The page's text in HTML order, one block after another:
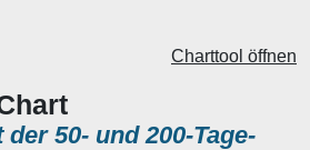
50- und 200-Tage-
Charttool öffnen